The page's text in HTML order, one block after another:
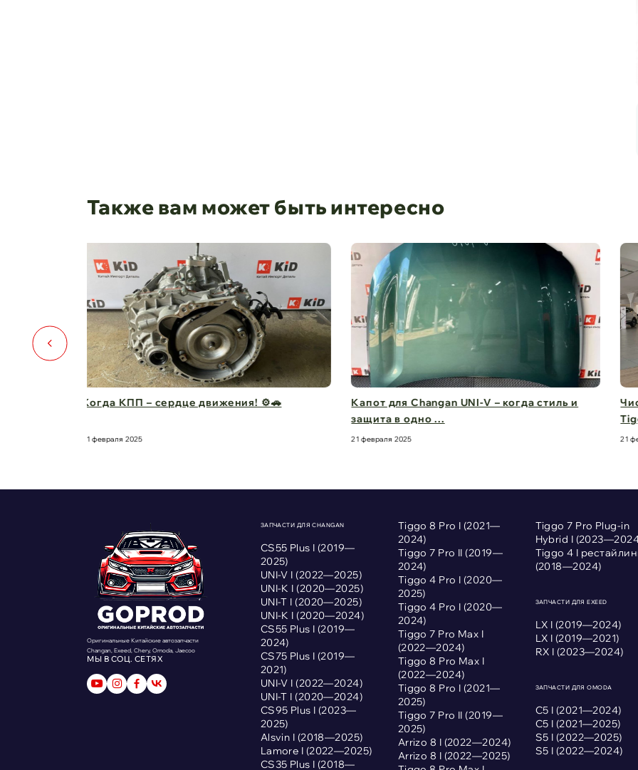
Также вам может быть интересно
Капот для Changan UNI-V – когда стиль и
21 февраля 2025
Чистый обзор на 360° – стекла для Chery
Tiggo 8 Pro M ...
21 февраля 2025 21
Оригинальные Китайские автозапчасти
Changan, Exeed, Chery, Omoda, Jaecoo
МЫ В СОЦ. СЕТЯХ
ЗАПЧАСТИ ДЛЯ CHANGAN
CS55 Plus I (2019—
2025)
UNI-V I (2022—2025)
UNI-K I (2020—2025)
UNI-T I (2020—2025)
UNI-K I (2020—2024)
CS55 Plus I (2019—
2024)
CS75 Plus I (2019—
2021)
UNI-V I (2022—2024)
UNI-T I (2020—2024)
CS95 Plus I (2023—
2025)
Alsvin I (2018—2025)
Lamore I (2022—2025)
CS35 Plus I (2018—
Tiggo 8 Pro I (2021—
2024)
Tiggo 7 Pro II (2019—
2024)
Tiggo 4 Pro I (2020—
2025)
Tiggo 4 Pro I (2020—
2024)
Tiggo 7 Pro Max I
(2022—2024)
Tiggo 8 Pro Max I
(2022—2024)
Tiggo 8 Pro I (2021—
2025)
Tiggo 7 Pro II (2019—
2025)
Arrizo 8 I (2022—2024)
Arrizo 8 I (2022—2025)
Tiggo 7 Pro Plug-in
Hybrid I
Tiggo 4 I
(2018—2024)
ЗАПЧАСТИ ДЛЯ EXEED
LX I (2019—2024)
LX I (2019—2021)
RX I (2023—2024)
ЗАПЧАСТИ ДЛЯ OMODA
С5 I (2021—2024)
С5 I (2021—2025)
S5 I (2022—2025)
S5 I (2022—2024)